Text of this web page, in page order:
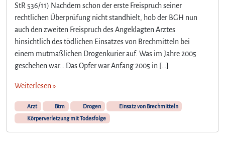
StR 536/11) Nachdem schon der erste Freispruch seiner
rechtlichen Überprüfung nicht standhielt, hob der BGH nun
auch den zweiten Freispruch des Angeklagten Arztes
hinsichtlich des tödlichen Einsatzes von Brechmitteln bei
einem mutmaßlichen Drogenkurier auf. Was im Jahre 2005
geschehen war… Das Opfer war Anfang 2005 in […]
Weiterlesen »
Arzt Btm Drogen
Einsatz von Brechmitteln
Körperverletzung mit Todesfolge